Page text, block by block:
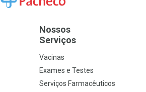
Nossos
Serviços
Vacinas
Exames e Testes
Serviços Farmacêuticos